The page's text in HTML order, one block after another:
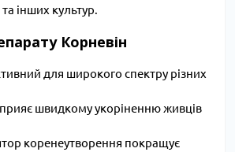
та інших культур.
Корневін
для широкого спектру різних
швидкому укоріненню живців
коренеутворення покращує